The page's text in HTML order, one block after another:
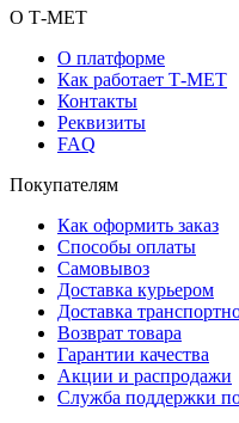
О Т-МЕТ
О платформе
Как работает Т-МЕТ
Контакты
Реквизиты
FAQ
Покупателям
Как оформить заказ
Способы оплаты
Самовывоз
Доставка курьером
Доставка
Возврат товара
Гарантии качества
Акции и распродажи
Служба поддержки